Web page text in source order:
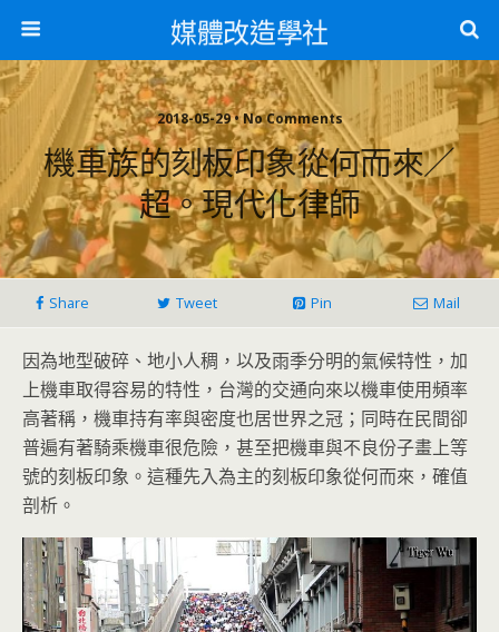
媒體改造學社
2018-05-29 • No Comments
機車族的刻板印象從何而來／
超。現代化律師
Share Tweet Pin Mail
因為地型破碎、地小人稠，以及雨季分明的氣候特性，加
上機車取得容易的特性，台灣的交通向來以機車使用頻率
高著稱，機車持有率與密度也居世界之冠；同時在民間卻
普遍有著騎乘機車很危險，甚至把機車與不良份子畫上等
號的刻板印象。這種先入為主的刻板印象從何而來，確值
剖析。